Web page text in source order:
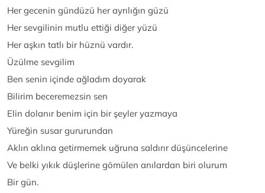
Her gecenin gündüzü her ayrılığın güzü
Her sevgilinin mutlu ettiği diğer yüzü
Her aşkın tatlı bir hüznü vardır.
Üzülme sevgilim
Ben senin içinde ağladım doyarak
Bilirim beceremezsin sen
Elin dolanır benim için bir şeyler yazmaya
Yüreğin susar gururundan
Aklın aklına getirmemek uğruna saldırır düşüncelerine
Ve belki yıkık düşlerine gömülen anılardan biri olurum
Bir gün.